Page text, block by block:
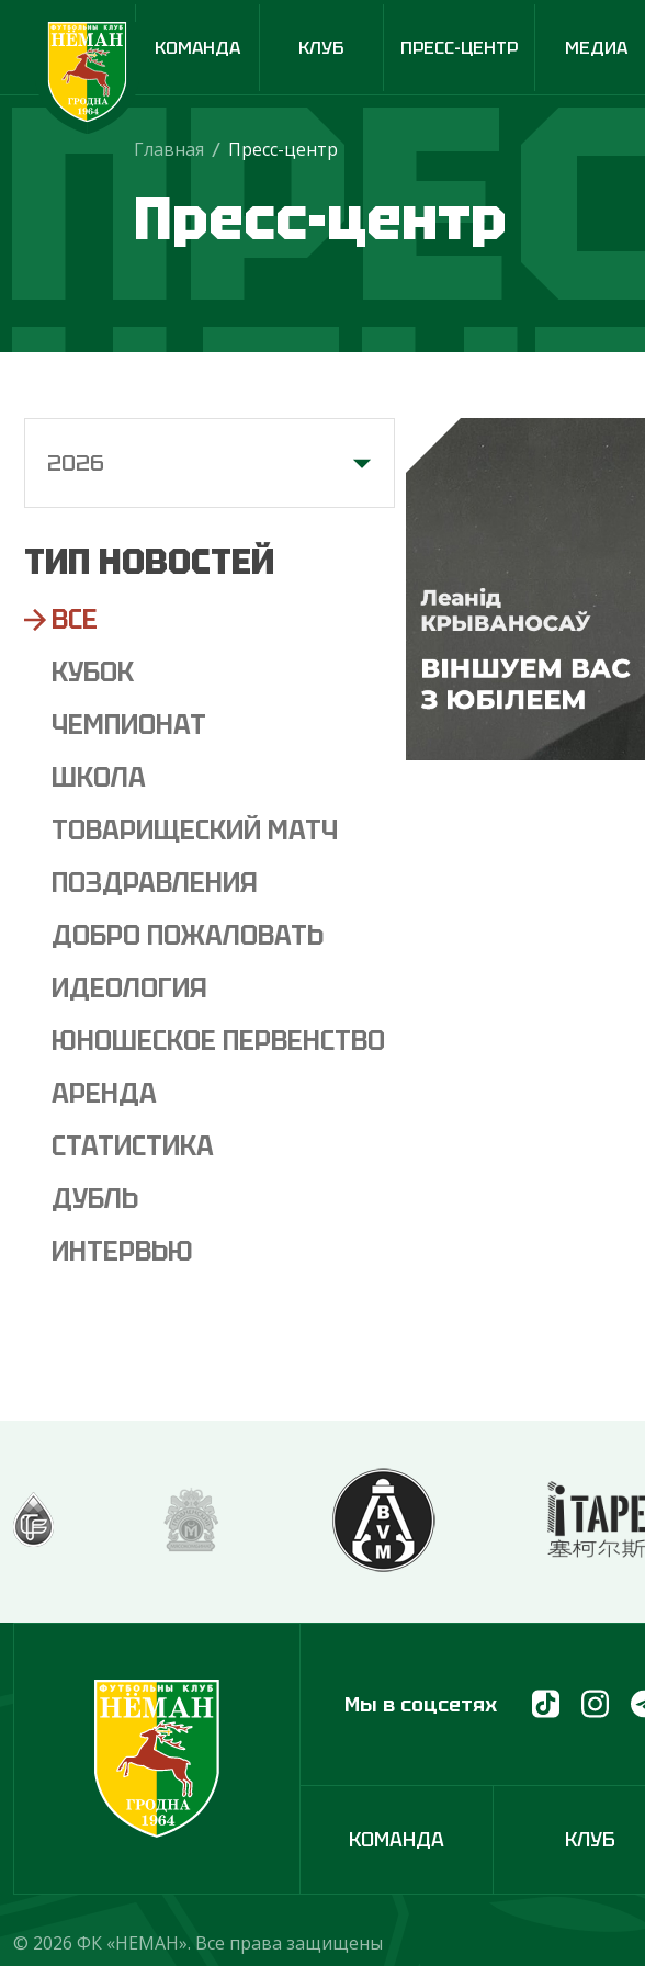
КОМАНДА КЛУБ ПРЕСС-ЦЕНТР МЕДИА
Главная / Пресс-центр
Пресс-центр
2026
ТИП НОВОСТЕЙ
ВСЕ
КУБОК
ЧЕМПИОНАТ
ШКОЛА
ТОВАРИЩЕСКИЙ МАТЧ
ПОЗДРАВЛЕНИЯ
ДОБРО ПОЖАЛОВАТЬ
ИДЕОЛОГИЯ
ЮНОШЕСКОЕ ПЕРВЕНСТВО
АРЕНДА
СТАТИСТИКА
ДУБЛЬ
ИНТЕРВЬЮ
Мы в соцсетях
КОМАНДА КЛУБ
© 2026 ФК «НЕМАН». Все права защищены